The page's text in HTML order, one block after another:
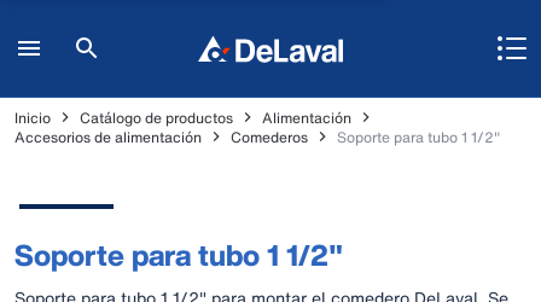
Inicio Catálogo de productos
Alimentación
Accesorios de alimentación
Comederos Soporte para tubo 1 1/2"
Soporte para tubo 1 1/2"